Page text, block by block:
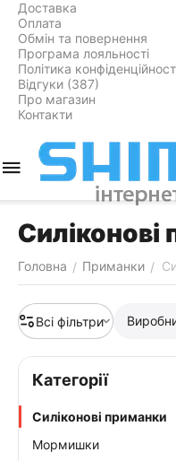
Доставка
Оплата
Обмін та повернення
Програма лояльності
Політика
Відгуки (387)
Про магазин
Контакти
Головна / Приманки /
Всі фільтри
Категорії
Силіконові приманки
Мормишки